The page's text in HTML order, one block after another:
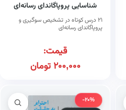
شناسایی پروپاگاندای رسانه‌ای
۲۱ درس کوتاه در تشخیص سوگیری و
پروپاگاندای رسانه‌ای
قیمت:
200,000تومان
-20%